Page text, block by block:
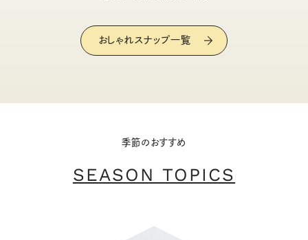
おしゃれスナップ一覧
季節のおすすめ
SEASON TOPICS